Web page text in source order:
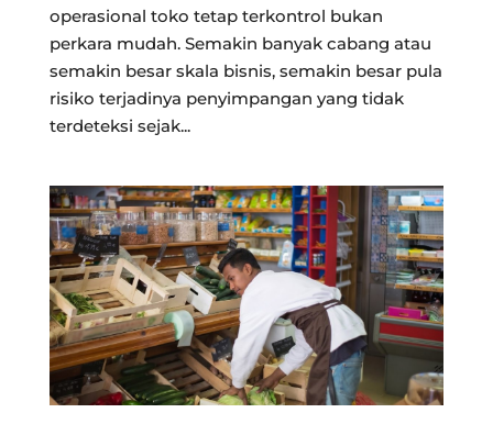
operasional toko tetap terkontrol bukan
perkara mudah. Semakin banyak cabang atau
semakin besar skala bisnis, semakin besar pula
risiko terjadinya penyimpangan yang tidak
terdeteksi sejak...